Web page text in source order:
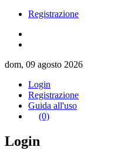
Registrazione
dom, 09 agosto 2026
Login
Registrazione
Guida all'uso
(0)
Login